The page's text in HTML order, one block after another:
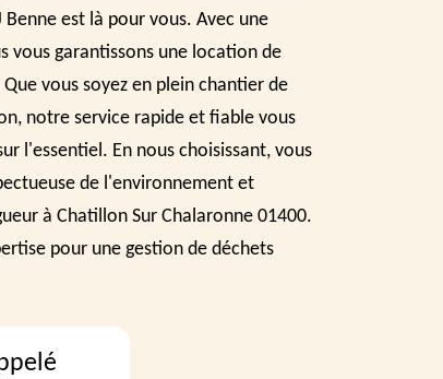
Benne est là pour vous. Avec une
vous garantissons une location de
vous soyez en plein chantier de
notre service rapide et fiable vous
l'essentiel. En nous choisissant, vous
de l'environnement et
à Chatillon Sur Chalaronne 01400.
pour une gestion de déchets